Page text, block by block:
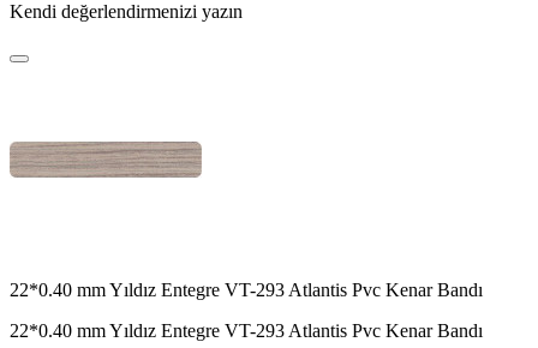
Kendi değerlendirmenizi yazın
22*0.40 mm Yıldız Entegre VT-293 Atlantis Pvc Kenar Bandı
22*0.40 mm Yıldız Entegre VT-293 Atlantis Pvc Kenar Bandı